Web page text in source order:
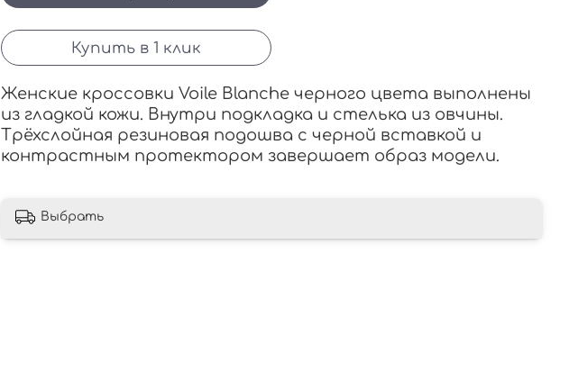
Купить в 1 клик
Женские кроссовки Voile Blanche черного цвета выполнены
из гладкой кожи. Внутри подкладка и стелька из овчины.
Трёхслойная резиновая подошва с черной вставкой и
контрастным протектором завершает образ модели.
Выбрать